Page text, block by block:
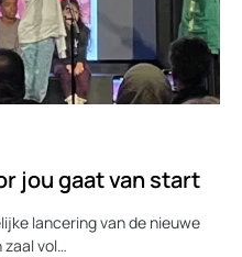
jou gaat van start
lancering van de nieuwe
zaal vol…